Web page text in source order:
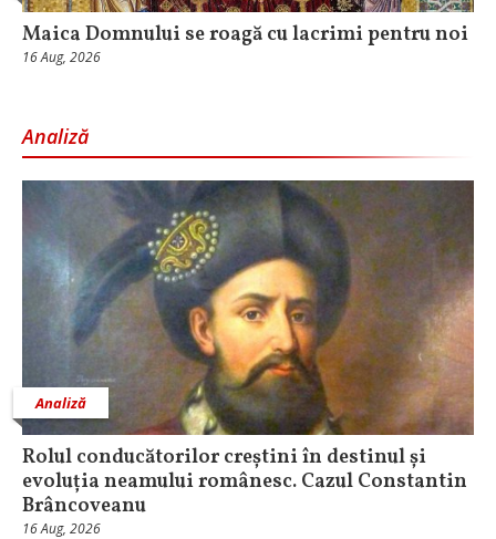
Maica Domnului se roagă cu lacrimi pentru noi
16 Aug, 2026
Analiză
Analiză
Rolul conducătorilor creștini în destinul și
evoluția neamului românesc. Cazul Constantin
Brâncoveanu
16 Aug, 2026